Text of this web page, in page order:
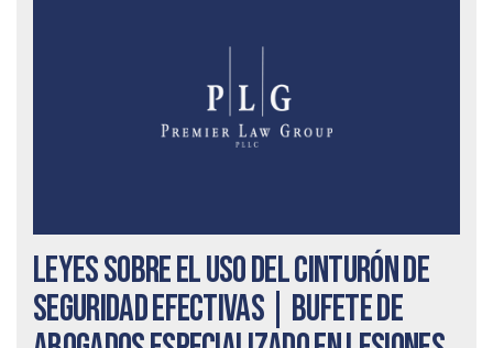
Leyes sobre el uso del cinturón de
seguridad efectivas | Bufete de